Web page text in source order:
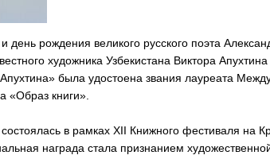
день рождения великого русского поэта
художника Узбекистана Виктора
была удостоена звания лауреата
«Образ книги».
в рамках XII Книжного фестиваля на
награда стала признанием